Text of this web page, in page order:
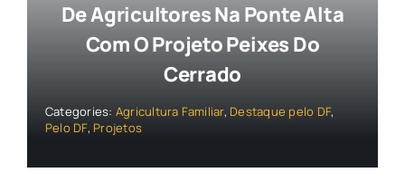
De Agricultores Na Ponte Alta
Com O Projeto Peixes Do
Cerrado
Categories: Agricultura Familiar, Destaque pelo DF,
Pelo DF, Projetos